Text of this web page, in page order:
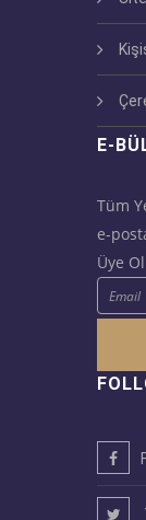
E-
Tüm
e-
Üye